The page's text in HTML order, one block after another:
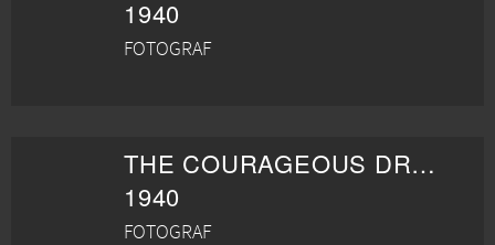
1940
FOTOGRAF
THE COURAGEOUS DR. CHRISTIAN
1940
FOTOGRAF